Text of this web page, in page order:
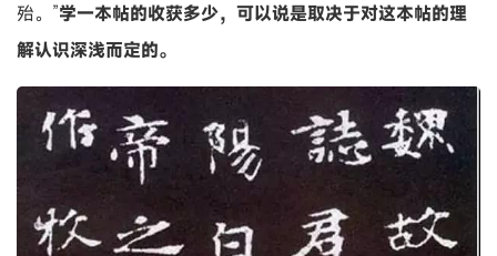
殆。”学一本帖的收获多少，可以说是取决于对这本帖的理
解认识深浅而定的。